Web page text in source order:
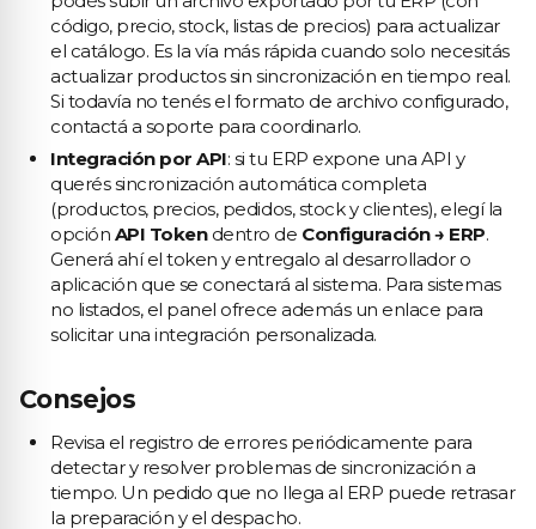
código, precio, stock, listas de precios) para actualizar
el catálogo. Es la vía más rápida cuando solo necesitás
actualizar productos sin sincronización en tiempo real.
Si todavía no tenés el formato de archivo configurado,
contactá a soporte para coordinarlo.
Integración por API: si tu ERP expone una API y
querés sincronización automática completa
(productos, precios, pedidos, stock y clientes), elegí la
opción API Tokendentro de Configuración → ERP.
Generá ahí el token y entregalo al desarrollador o
aplicación que se conectará al sistema. Para sistemas
no listados, el panel ofrece además un enlace para
solicitar una integración personalizada.
Consejos
Revisa el registro de errores periódicamente para
detectar y resolver problemas de sincronización a
tiempo. Un pedido que no llega al ERP puede retrasar
la preparación y el despacho.